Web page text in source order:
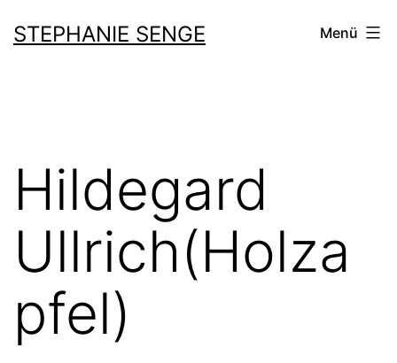
Inhalt
STEPHANIE SENGE Menü
Hildegard
Ullrich(Holza
pfel)